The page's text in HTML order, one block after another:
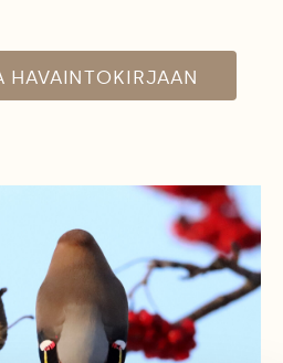
HAVAINTOKIRJAAN